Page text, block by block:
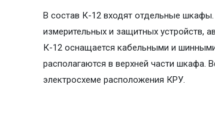
В состав К-12 входят отдельные
измерительных и защитных устройств,
К-12 оснащается кабельными и
располагаются в верхней части шкафа.
электросхеме расположения КРУ.